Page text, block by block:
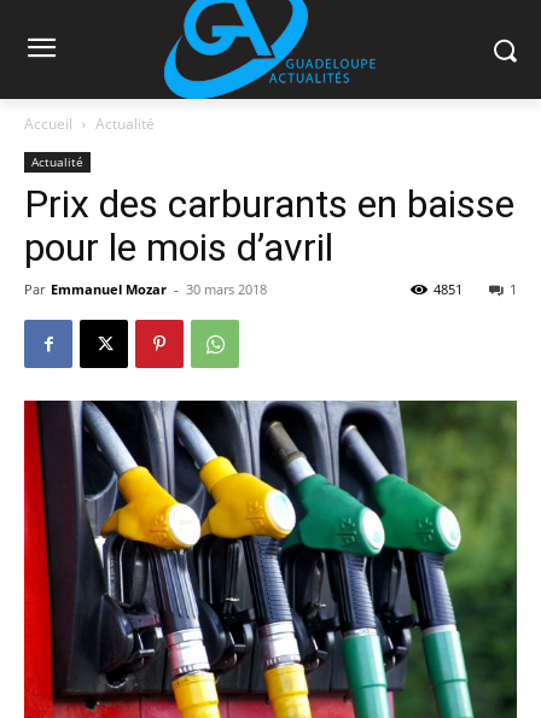
Accueil Actualité
Actualité
Prix des carburants en baisse
pour le mois d’avril
Par Emmanuel Mozar - 30 mars 2018 1
4851